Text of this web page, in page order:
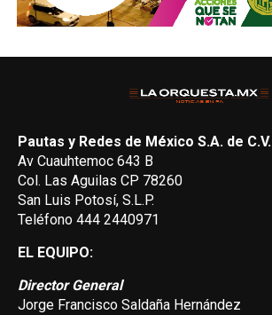
Pautas y Redes de México S.A. de C.V.
Av Cuauhtemoc 643 B
Col. Las Aguilas CP 78260
San Luis Potosí, S.L.P.
Teléfono 444 2440971
EL EQUIPO:
Director General
Jorge Francisco Saldaña Hernández